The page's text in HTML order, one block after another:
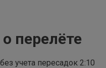
перелёте
учета пересадок 2:10